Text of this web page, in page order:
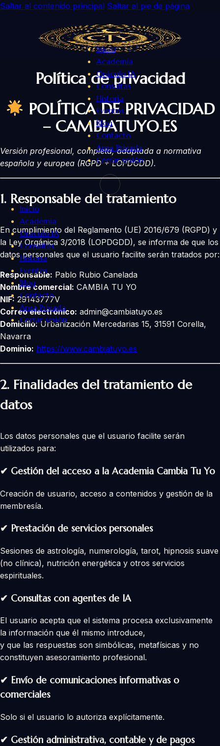
Saltar al contenido principal Saltar al pie de página
Inicio
Academia
Oráculo IA
Consultas
Historia
Eventos
Blog
Contacto
Área Privada
Cerrar sesión
Inicio
Academia
Oráculo IA
Consultas
Historia
Eventos
Blog
Contacto
Área Privada
Cerrar sesión
Política de privacidad
POLÍTICA DE PRIVACIDAD
– CAMBIATUYO.ES
Versión profesional, completa, adaptada a normativa
española y europea (RGPD + LOPDGDD).
1. Responsable del tratamiento
En cumplimiento del Reglamento (UE) 2016/679 (RGPD) y
la Ley Orgánica 3/2018 (LOPDGDD), se informa de que los
datos personales que el usuario facilite serán tratados por:
Responsable: Pablo Rubio Canelada
Nombre comercial: CAMBIA TU YO
NIF: 29143777V
Correo electrónico: admin@cambiatuyo.es
Domicilio:Urbanización Mercedarias 15, 31591 Corella,
Navarra
Dominio: https://www.cambiatuyo.es
2. Finalidades del tratamiento de
datos
Los datos personales que el usuario facilite serán
utilizados para:
✔ Gestión del acceso a la Academia Cambia Tu Yo
Creación de usuario, acceso a contenidos y gestión de la
membresía.
✔ Prestación de servicios personales
Sesiones de astrología, numerología, tarot, hipnosis suave
(no clínica), nutrición energética y otros servicios
espirituales.
✔ Consultas con agentes de IA
El usuario acepta que el sistema procesa exclusivamente
la información que él mismo introduce,
y que las respuestas son simbólicas, metafísicas y no
constituyen asesoramiento profesional.
✔ Envío de comunicaciones informativas o
comerciales
Solo si el usuario lo autoriza explícitamente.
✔ Gestión administrativa, contable y de pagos